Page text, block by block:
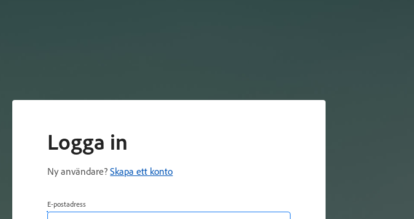
Logga in
Ny användare?Skapa ett konto
E-postadress